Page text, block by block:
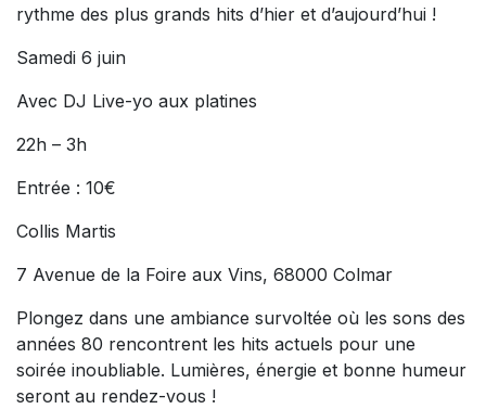
rythme des plus grands hits d’hier et d’aujourd’hui !
Samedi 6 juin
Avec DJ Live-yo aux platines
22h – 3h
Entrée : 10€
Collis Martis
7 Avenue de la Foire aux Vins, 68000 Colmar
Plongez dans une ambiance survoltée où les sons des
années 80 rencontrent les hits actuels pour une
soirée inoubliable. Lumières, énergie et bonne humeur
seront au rendez-vous !